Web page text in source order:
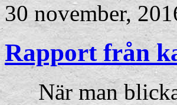
30 november,
Rapport från
När man